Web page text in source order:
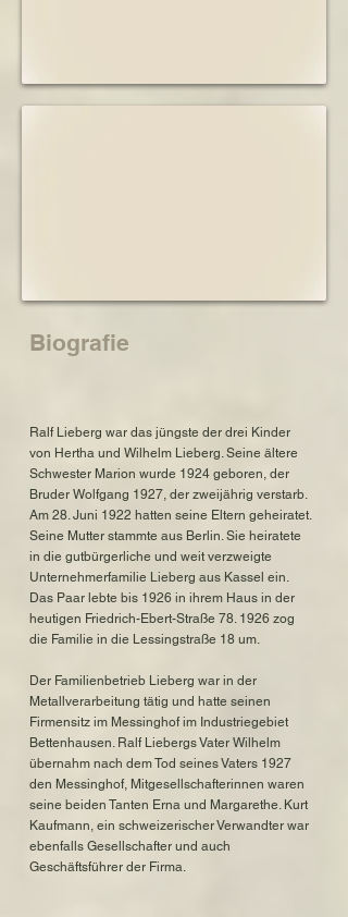
Biografie
Ralf Lieberg war das jüngste der drei Kinder
von Hertha und Wilhelm Lieberg. Seine ältere
Schwester Marion wurde 1924 geboren, der
Bruder Wolfgang 1927, der zweijährig verstarb.
Am 28. Juni 1922 hatten seine Eltern geheiratet.
Seine Mutter stammte aus Berlin. Sie heiratete
in die gutbürgerliche und weit verzweigte
Unternehmerfamilie Lieberg aus Kassel ein.
Das Paar lebte bis 1926 in ihrem Haus in der
heutigen Friedrich-Ebert-Straße 78. 1926 zog
die Familie in die Lessingstraße 18 um.
Der Familienbetrieb Lieberg war in der
Metallverarbeitung tätig und hatte seinen
Firmensitz im Messinghof im Industriegebiet
Bettenhausen. Ralf Liebergs Vater Wilhelm
übernahm nach dem Tod seines Vaters 1927
den Messinghof, Mitgesellschafterinnen waren
seine beiden Tanten Erna und Margarethe. Kurt
Kaufmann, ein schweizerischer Verwandter war
ebenfalls Gesellschafter und auch
Geschäftsführer der Firma.